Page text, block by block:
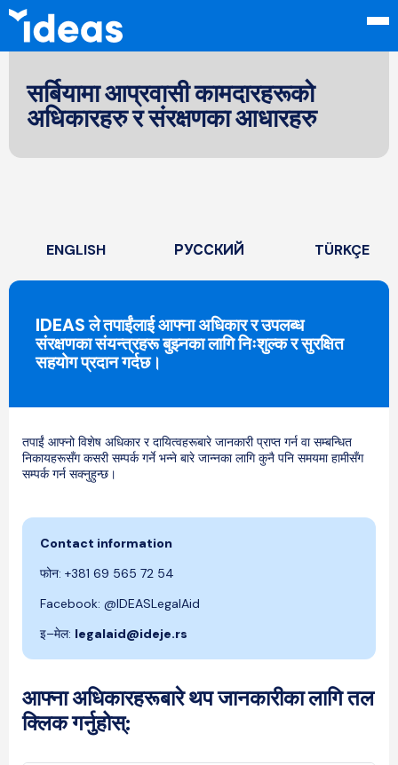
सर्बियामा आप्रवासी कामदारहरूको
अधिकारहरु र संरक्षणका आधारहरु
ENGLISH РУССКИЙ TÜRKÇE
IDEAS ले तपाईंलाई आफ्ना अधिकार र उपलब्ध
संरक्षणका संयन्त्रहरू बुझ्नका लागि निःशुल्क र सुरक्षित
सहयोग प्रदान गर्दछ।
तपाईं आफ्नो विशेष अधिकार र दायित्वहरूबारे जानकारी प्राप्त गर्न वा सम्बन्धित
निकायहरूसँग कसरी सम्पर्क गर्ने भन्ने बारे जान्नका लागि कुनै पनि समयमा हामीसँग
सम्पर्क गर्न सक्नुहुन्छ।
Contact information
फोन: +381 69 565 72 54
Facebook: @IDEASLegalAid
इ–मेल: legalaid@ideje.rs
आफ्ना अधिकारहरूबारे थप जानकारीका लागि तल
क्लिक गर्नुहोस्: